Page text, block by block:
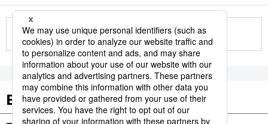
More in this series
Etiquetas destacadas